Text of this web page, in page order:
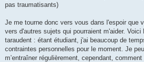
pas traumatisants)
Je me tourne donc vers vous dans l'espoir que
vers d'autres sujets qui pourraient m'aider.
taraudent : étant étudiant, j'ai beaucoup de
contraintes personnelles pour le moment. Je
m’entraîner régulièrement, cependant,